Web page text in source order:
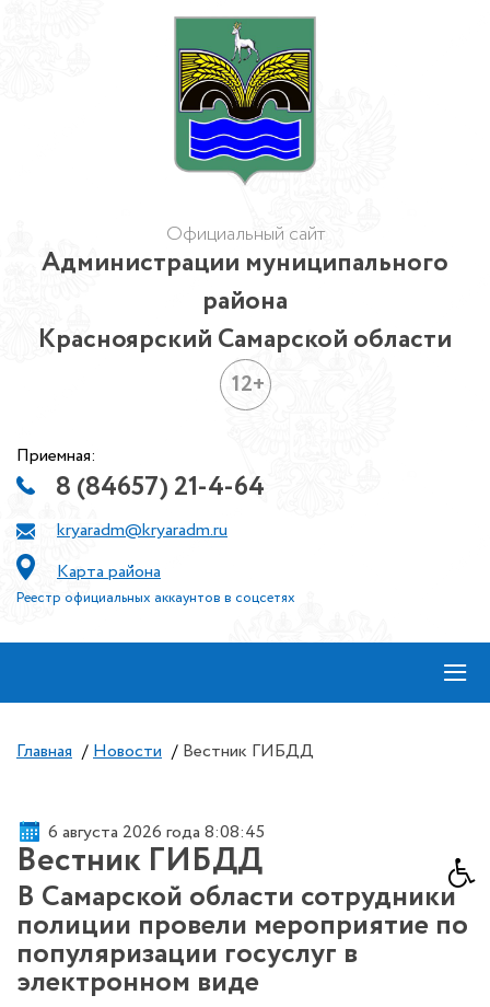
Официальный сайт
Администрации муниципального
района
Красноярский Самарской области
12+
Приемная:
8 (84657) 21-4-64
kryaradm@kryaradm.ru
Карта района
Реестр официальных аккаунтов в соцсетях
≡
Главная / Новости / Вестник ГИБДД
6 августа 2026 года 8:08:46
Вестник ГИБДД
В Самарской области сотрудники
полиции провели мероприятие по
популяризации госуслуг в
электронном виде